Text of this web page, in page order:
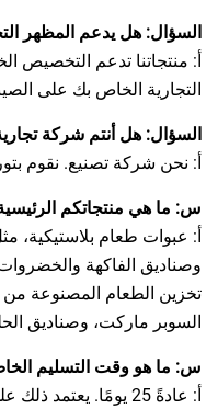
السؤال: هل يدعم المظهر
أ: منتجاتنا تدعم التخصيص
التجارية الخاص بك على
السؤال: هل أنتم شركة
أ: نحن شركة تصنيع. نقوم
س: ما هي منتجاتكم
السوبر ماركت، وصناديق
س: ما هو وقت التسليم
أ: عادةً 25 يومًا. يعتمد ذلك على الكمية والمواد.